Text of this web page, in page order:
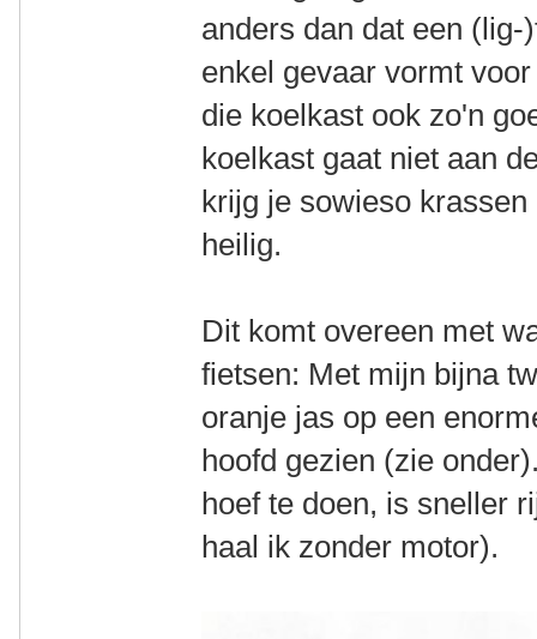
anders dan dat een
enkel gevaar vormt
die koelkast ook zo'n
koelkast gaat niet aan
krijg je sowieso
heilig.
Dit komt overeen met
fietsen: Met mijn bijna
oranje jas op een
hoofd gezien (zie
hoef te doen, is sneller
haal ik zonder motor).